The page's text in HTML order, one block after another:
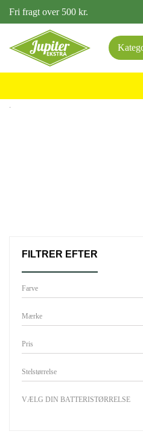
Fri fragt over 500 kr.
.
FILTRER EFTER
Farve
Mærke
Pris
Stelstørrelse
VÆLG DIN BATTERISTØRRELSE